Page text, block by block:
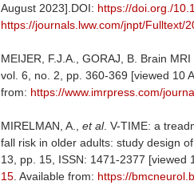
August 2023].DOI: https://doi.org./
https://journals.lww.com/jnpt/Fulltext/
MEIJER, F.J.A., GORAJ, B. Brain MRI
vol. 6, no. 2, pp. 360-369 [viewed 10
from: https://www.imrpress.com/
MIRELMAN, A., et al. V-TIME: a
fall risk in older adults: study design
13, pp. 15, ISSN: 1471-2377 [viewed
15 . Available from: https://